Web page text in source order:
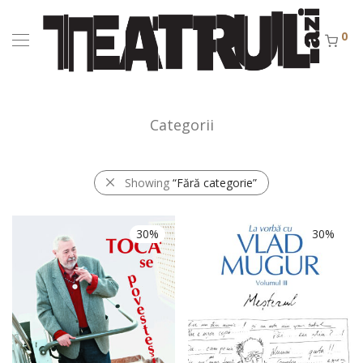
0
Categorii
Showing “Fără categorie”
30% 30%